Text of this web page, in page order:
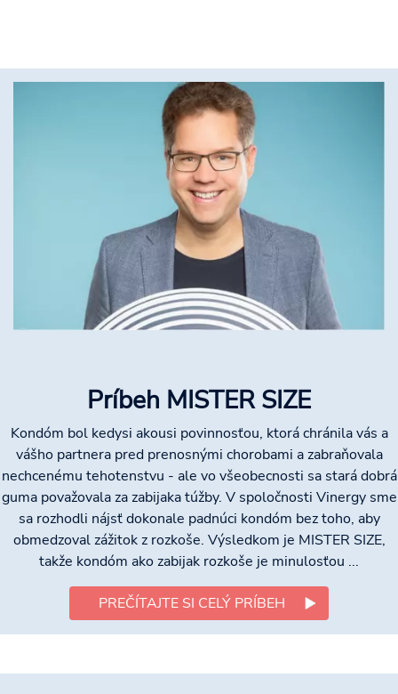
Príbeh MISTER SIZE
Kondóm bol kedysi akousi povinnosťou, ktorá chránila vás a
vášho partnera pred prenosnými chorobami a zabraňovala
nechcenému tehotenstvu - ale vo všeobecnosti sa stará dobrá
guma považovala za zabijaka túžby. V spoločnosti Vinergy sme
sa rozhodli nájsť dokonale padnúci kondóm bez toho, aby
obmedzoval zážitok z rozkoše. Výsledkom je MISTER SIZE,
takže kondóm ako zabijak rozkoše je minulosťou ...
PREČÍTAJTE SI CELÝ PRÍBEH